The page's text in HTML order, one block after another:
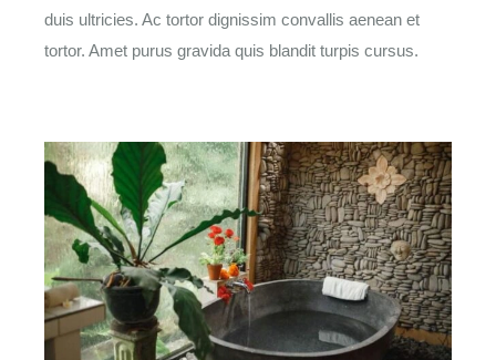
duis ultricies. Ac tortor dignissim convallis aenean et
tortor. Amet purus gravida quis blandit turpis cursus.